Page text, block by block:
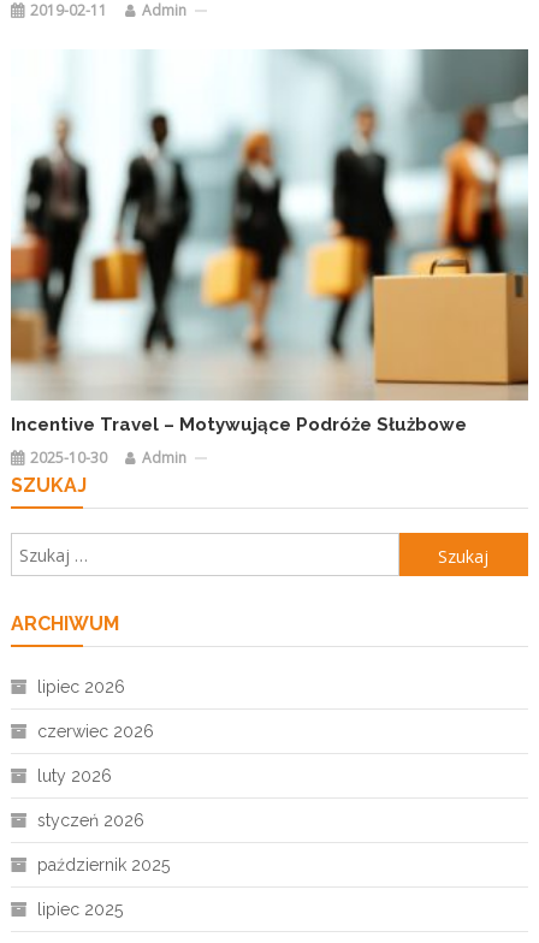
2019-02-11 Admin
Incentive Travel – Motywujące Podróże Służbowe
2025-10-30 Admin
SZUKAJ
ARCHIWUM
lipiec 2026
czerwiec 2026
luty 2026
styczeń 2026
październik 2025
lipiec 2025